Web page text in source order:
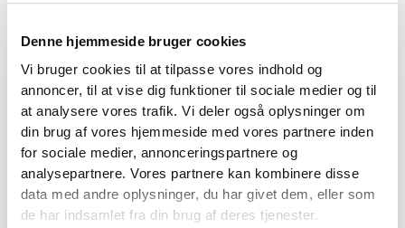
Denne hjemmeside bruger cookies
Vi bruger cookies til at tilpasse vores indhold og
annoncer, til at vise dig funktioner til sociale medier og til
at analysere vores trafik. Vi deler også oplysninger om
din brug af vores hjemmeside med vores partnere inden
for sociale medier, annonceringspartnere og
analysepartnere. Vores partnere kan kombinere disse
data med andre oplysninger, du har givet dem, eller som
de har indsamlet fra din brug af deres tjenester.
Antal 1 stk
Brand Fitness360
Varenr. FT3215
Farve Krom
Bredde 38 cm
Vægt 1,5 kg
VIND 2 VALGFRIE HÅNDVÆGTE 💥
Tilmeld dig nyhedsbrevet og deltag i
konkurrencen om 2 valgfrie
håndvægte. (Vælg selv vægten –
maks. 1.000 kr.)